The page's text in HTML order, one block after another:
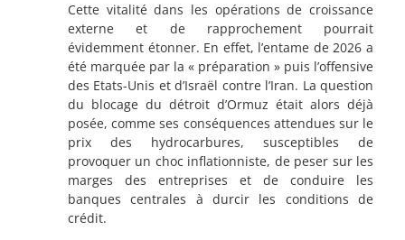
Cette vitalité dans les opérations de croissance
externe et de rapprochement pourrait
évidemment étonner. En effet, l’entame de 2026 a
été marquée par la « préparation » puis l’offensive
des Etats-Unis et d’Israël contre l’Iran. La question
du blocage du détroit d’Ormuz était alors déjà
posée, comme ses conséquences attendues sur le
prix des hydrocarbures, susceptibles de
provoquer un choc inflationniste, de peser sur les
marges des entreprises et de conduire les
banques centrales à durcir les conditions de
crédit.